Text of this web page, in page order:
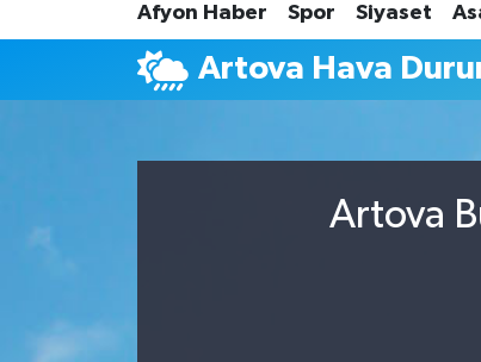
Afyon Haber Spor Siyaset
Artova Hava
Artova
Spor
Asayiş Yaşam